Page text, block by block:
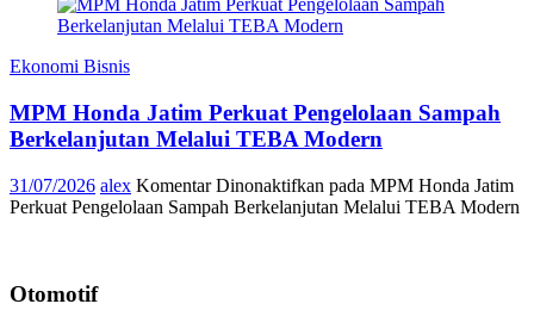
Ekonomi Bisnis
MPM Honda Jatim Perkuat Pengelolaan Sampah
Berkelanjutan Melalui TEBA Modern
31/07/2026 alex Komentar Dinonaktifkan pada MPM Honda Jatim
Perkuat Pengelolaan Sampah Berkelanjutan Melalui TEBA Modern
Otomotif